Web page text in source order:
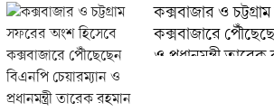
কক্সবাজার ও
কক্সবাজারে
ও প্রধানমন্ত্রী